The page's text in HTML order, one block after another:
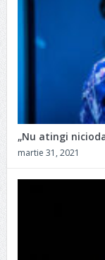
„Nu atingi
martie 31, 2021